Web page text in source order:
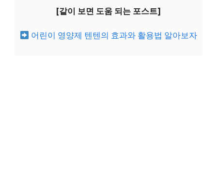
[같이 보면 도움 되는 포스트]
어린이 영양제 텐텐의 효과와 활용법 알아보자